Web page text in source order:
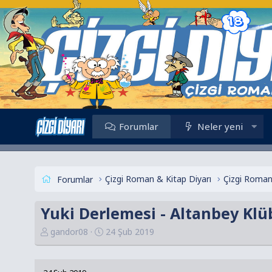
Forumlar Neler yeni
Forumlar Çizgi Roman & Kitap Diyarı Çizgi
Yuki Derlemesi - Altanbey
K
o
gandor08
B
a
24 Şub 2019